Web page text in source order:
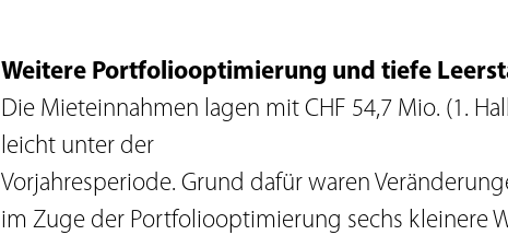
Weitere Portfoliooptimierung und tiefe
Die Mieteinnahmen lagen mit CHF 54,7 Mio. (1.
leicht unter der
Vorjahresperiode. Grund dafür waren
im Zuge der Portfoliooptimierung sechs kleinere